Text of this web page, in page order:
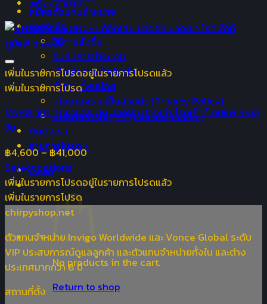
สมัครตัวแทนจำหน่าย
ช่วยเหลือ
วิธีการสั่งซื้อ
ยืนยันการชำระเงิน
เงื่อนไขการรับประกัน
คำถามที่พบบ่อย
นโยบายความเป็นส่วนตัว (Privacy Policy)
นโยบายการใช้คุกกี้ (Cookies Policy)
ติดต่อเรา
รายการโปรด +
Login
No products in the cart.
Return to shop
เครื่องสำอาง
เพิ่มในรายการโปรดอยู่ในรายการโปรดแล้ว
เพิ่มในรายการโปรด
VNEW วีนิว ลดการอักเสบ ปวดข้อ ปวดเข่า โรคเก๊าท์ ภูมิแพ้ ชะลอ
วัย
฿4,600–฿41,000
Select options
เพิ่มในรายการโปรดอยู่ในรายการโปรดแล้ว
เพิ่มในรายการโปรด
chirpyshop.net
ตัวแทนจำหน่าย Invigo Worldwide และ Vonce Global ระดับ
VIP ประสบการณ์ดูแลลูกค้า และตัวแทนจำหน่ายทั้งใน และต่าง
ประเทศมากกว่า 8 ปี
สถานที่ตั้ง